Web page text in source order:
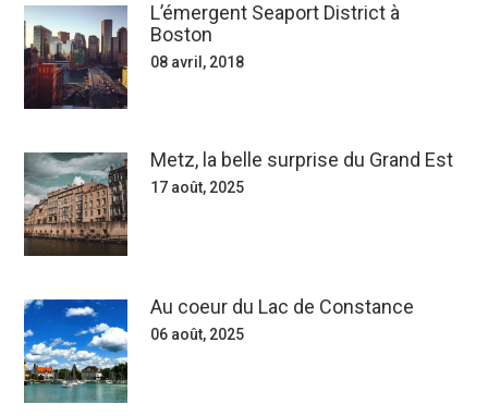
L’émergent Seaport District à
Boston
08 avril, 2018
Metz, la belle surprise du Grand Est
17 août, 2025
Au coeur du Lac de Constance
06 août, 2025